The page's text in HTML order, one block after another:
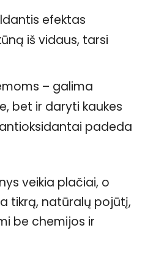
efektas
iš vidaus, tarsi
– galima
bet ir daryti kaukes
padeda
veikia plačiai, o
tikrą, natūralų pojūtį,
be chemijos ir